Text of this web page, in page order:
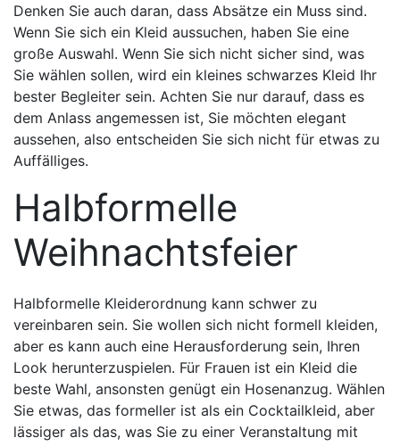
Denken Sie auch daran, dass Absätze ein Muss sind.
Wenn Sie sich ein Kleid aussuchen, haben Sie eine
große Auswahl. Wenn Sie sich nicht sicher sind, was
Sie wählen sollen, wird ein kleines schwarzes Kleid Ihr
bester Begleiter sein. Achten Sie nur darauf, dass es
dem Anlass angemessen ist, Sie möchten elegant
aussehen, also entscheiden Sie sich nicht für etwas zu
Auffälliges.
Halbformelle
Weihnachtsfeier
Halbformelle Kleiderordnung kann schwer zu
vereinbaren sein. Sie wollen sich nicht formell kleiden,
aber es kann auch eine Herausforderung sein, Ihren
Look herunterzuspielen. Für Frauen ist ein Kleid die
beste Wahl, ansonsten genügt ein Hosenanzug. Wählen
Sie etwas, das formeller ist als ein Cocktailkleid, aber
lässiger als das, was Sie zu einer Veranstaltung mit